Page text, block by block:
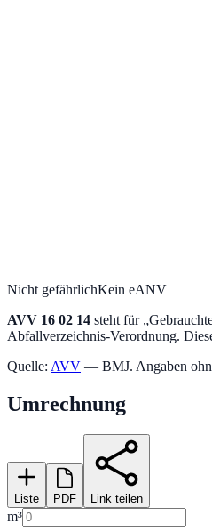
Nicht gefährlichKein eANV
AVV 16 02 14 steht für „
Abfallverzeichnis-Verordnung.
Quelle: AVV — BMJ. Angaben
Umrechnung
Liste PDF Link teilen
m³